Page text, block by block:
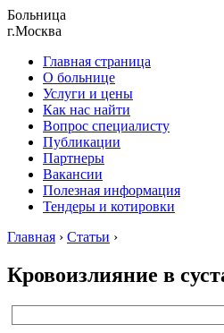
Больница
г.Москва
Главная страница
О больнице
Услуги и цены
Как нас найти
Вопрос специалисту
Публикации
Партнеры
Вакансии
Полезная информация
Тендеры и котировки
Главная › Статьи ›
Кровоизлияние в